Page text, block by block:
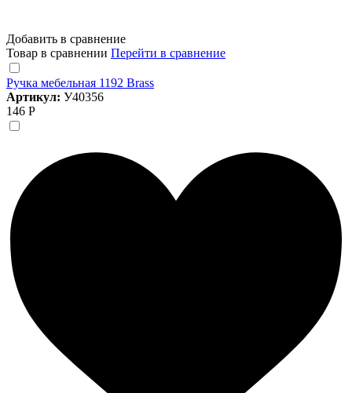
Добавить в сравнение
Товар в сравнении Перейти в сравнение
Ручка мебельная 1192 Brass
Артикул: У40356
146 Р